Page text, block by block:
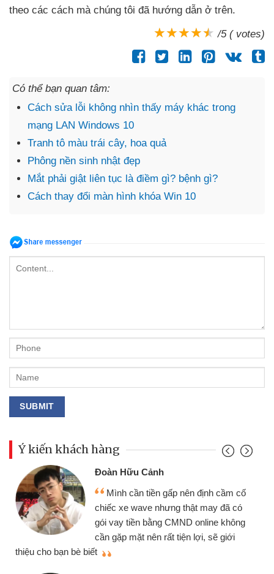
theo các cách mà chúng tôi đã hướng dẫn ở trên.
/5 ( votes)
Có thể bạn quan tâm:
Cách sửa lỗi không nhìn thấy máy khác trong
mạng LAN Windows 10
Tranh tô màu trái cây, hoa quả
Phông nền sinh nhật đẹp
Mắt phải giật liên tục là điềm gì? bệnh gì?
Cách thay đổi màn hình khóa Win 10
Ý kiến khách hàng
Đoàn Hữu Cảnh
Mình cần tiền gấp nên định cầm cố
chiếc xe wave nhưng thật may đã có
gói vay tiền bằng CMND online không
cần gặp mặt nên rất tiện lợi, sẽ giới
thiệu cho bạn bè biết